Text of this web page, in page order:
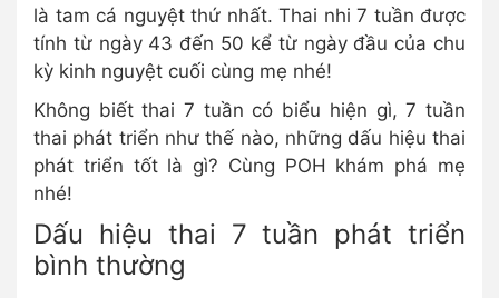
là tam cá nguyệt thứ nhất. Thai nhi 7 tuần được
tính từ ngày 43 đến 50 kể từ ngày đầu của chu
kỳ kinh nguyệt cuối cùng mẹ nhé!
Không biết thai 7 tuần có biểu hiện gì, 7 tuần
thai phát triển như thế nào, những dấu hiệu thai
phát triển tốt là gì? Cùng POH khám phá mẹ
nhé!
Dấu hiệu thai 7 tuần phát triển
bình thường